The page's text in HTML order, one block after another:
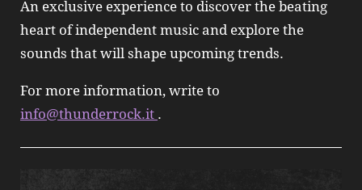
An exclusive experience to discover the beating
heart of independent music and explore the
sounds that will shape upcoming trends.
For more information, write to
info@thunderrock.it .